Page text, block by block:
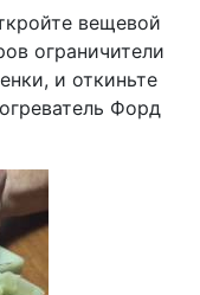
вещевой
ограничители
и откиньте
Форд